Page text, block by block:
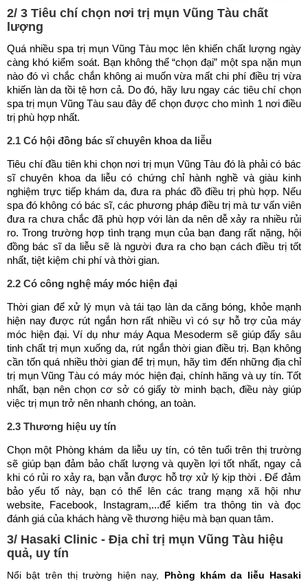
2/ 3 Tiêu chí chọn nơi trị mụn Vũng Tàu chất
lượng
Quá nhiều spa trị mụn Vũng Tàu mọc lên khiến chất lượng ngày
càng khó kiểm soát. Bạn không thể “chọn đại” một spa nặn mụn
nào đó vì chắc chắn không ai muốn vừa mất chi phí điều trị vừa
khiến làn da tồi tệ hơn cả. Do đó, hãy lưu ngay các tiêu chí chọn
spa trị mụn Vũng Tàu sau đây để chọn được cho mình 1 nơi điều
trị phù hợp nhất.
2.1 Có hội đồng bác sĩ chuyên khoa da liễu
Tiêu chí đầu tiên khi chọn nơi trị mụn Vũng Tàu đó là phải có bác
sĩ chuyên khoa da liễu có chứng chỉ hành nghề và giàu kinh
nghiệm trực tiếp khám da, đưa ra phác đồ điều trị phù hợp. Nếu
spa đó không có bác sĩ, các phương pháp điều trị mà tư vấn viên
đưa ra chưa chắc đã phù hợp với làn da nên dễ xảy ra nhiều rủi
ro. Trong trường hợp tình trạng mụn của bạn đang rất nặng, hội
đồng bác sĩ da liễu sẽ là người đưa ra cho bạn cách điều trị tốt
nhất, tiệt kiệm chi phí và thời gian.
2.2 Có công nghệ máy móc hiện đại
Thời gian để xử lý mụn và tái tạo làn da căng bóng, khỏe mạnh
hiện nay được rút ngắn hơn rất nhiều vì có sự hỗ trợ của máy
móc hiện đại. Ví dụ như máy Aqua Mesoderm sẽ giúp đẩy sâu
tinh chất trị mụn xuống da, rút ngắn thời gian điều trị. Bạn không
cần tốn quá nhiều thời gian để trị mụn, hãy tìm đến những địa chỉ
trị mụn Vũng Tàu có máy móc hiện đại, chính hãng và uy tín. Tốt
nhất, bạn nên chọn cơ sở có giấy tờ minh bạch, điều này giúp
việc trị mụn trở nên nhanh chóng, an toàn.
2.3 Thương hiệu uy tín
Chọn một Phòng khám da liễu uy tín, có tên tuổi trên thị trường
sẽ giúp bạn đảm bảo chất lượng và quyền lợi tốt nhất, ngay cả
khi có rủi ro xảy ra, bạn vẫn được hỗ trợ xử lý kịp thời . Để đảm
bảo yếu tố này, bạn có thể lên các trang mạng xã hội như
website, Facebook, Instagram,...để kiểm tra thông tin và đọc
đánh giá của khách hàng về thương hiệu mà bạn quan tâm.
3/ Hasaki Clinic - Địa chỉ trị mụn Vũng Tàu hiệu
quả, uy tín
Nổi bật trên thị trường hiện nay,
Phòng khám da liễu Hasaki